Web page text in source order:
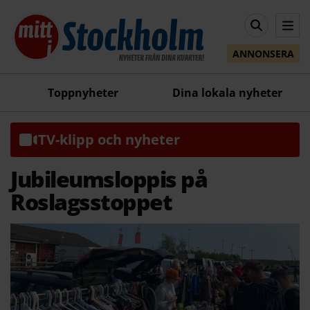
ANNONSERA
Toppnyheter Dina lokala nyheter
TV-klipp och nyheter
Jubileumsloppis på
Roslagsstoppet